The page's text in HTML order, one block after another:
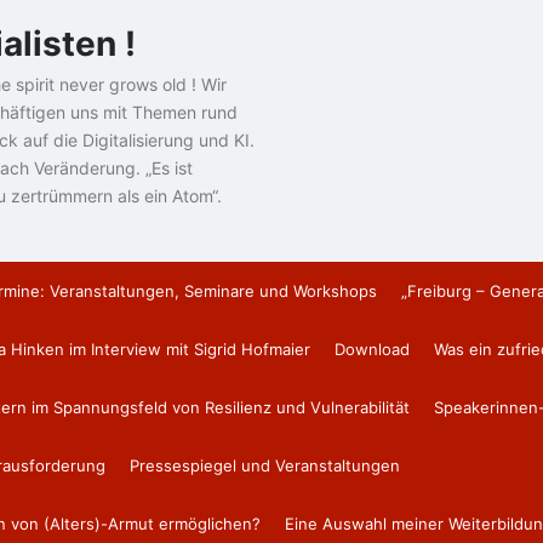
!
spirit never grows old ! Wir
uns mit Themen rund
auf die Digitalisierung und KI.
Veränderung. „Es ist
als ein Atom“.
Veranstaltungen, Seminare und Workshops „Freiburg –
Hinken im Interview mit Sigrid Hofmaier Download Was ein
im Spannungsfeld von Resilienz und Vulnerabilität
Pressespiegel und Veranstaltungen
von (Alters)-Armut ermöglichen? Eine Auswahl meiner